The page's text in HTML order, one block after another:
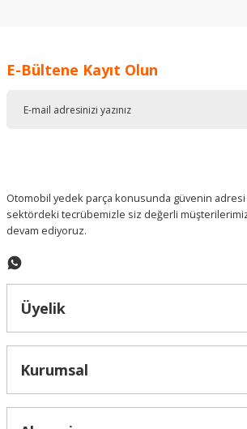
Ürün resmi kalitesiz, bozuk veya
E-Bültene Kayıt Olun
Otomobil yedek parça konusunda güvenin adresi
sektördeki tecrübemizle siz değerli
devam ediyoruz.
Üyelik
Kurumsal